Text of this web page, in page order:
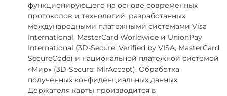
функционирующего на основе современных
протоколов и технологий, разработанных
международными платежными системами Visa
International, MasterCard Worldwide и UnionPay
International (3D-Secure: Verified by VISA, MasterCard
SecureCode) и национальной платежной системой
«Мир» (3D-Secure: MirAccept). Обработка
полученных конфиденциальных данных
Держателя карты производится в